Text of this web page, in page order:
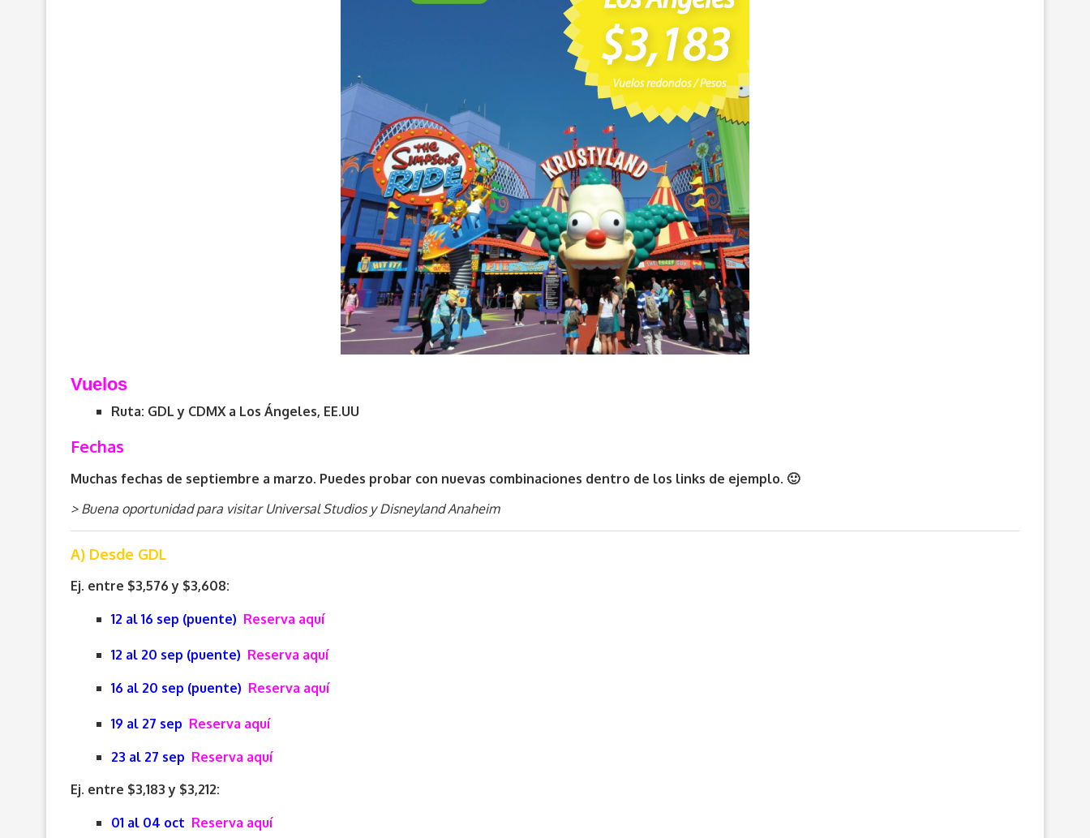
Vuelos
Ruta: GDL y CDMX a Los Ángeles, EE.UU
Fechas
Muchas fechas de septiembre a marzo. Puedes probar con nuevas combinaciones dentro de los links de ejemplo. 🙂
> Buena oportunidad para visitar Universal Studios y Disneyland Anaheim
A) Desde GDL
Ej. entre $3,576 y $3,608:
12 al 16 sep (puente) Reserva aquí
12 al 20 sep (puente) Reserva aquí
16 al 20 sep (puente) Reserva aquí
19 al 27 sep Reserva aquí
23 al 27 sep Reserva aquí
Ej. entre $3,183 y $3,212:
01 al 04 oct Reserva aquí